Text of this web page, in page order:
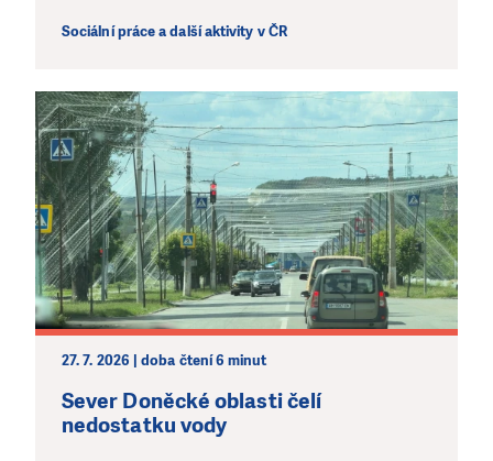
Sociální práce a další aktivity v ČR
27. 7. 2026 | doba čtení 6 minut
Sever Doněcké oblasti čelí
nedostatku vody